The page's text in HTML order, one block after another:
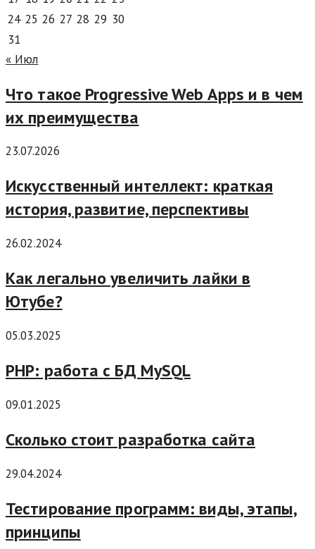
24 25 26 27 28 29 30
31
« Июл
Что такое Progressive Web Apps и в чем
их преимущества
23.07.2026
Искусственный интеллект: краткая
история, развитие, перспективы
26.02.2024
Как легально увеличить лайки в
Ютубе?
05.03.2025
PHP: работа с БД MySQL
09.01.2025
Сколько стоит разработка сайта
29.04.2024
Тестирование программ: виды, этапы,
принципы